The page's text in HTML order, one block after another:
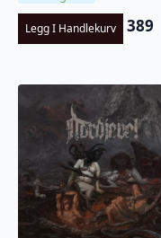
Legg I Handlekurv 389